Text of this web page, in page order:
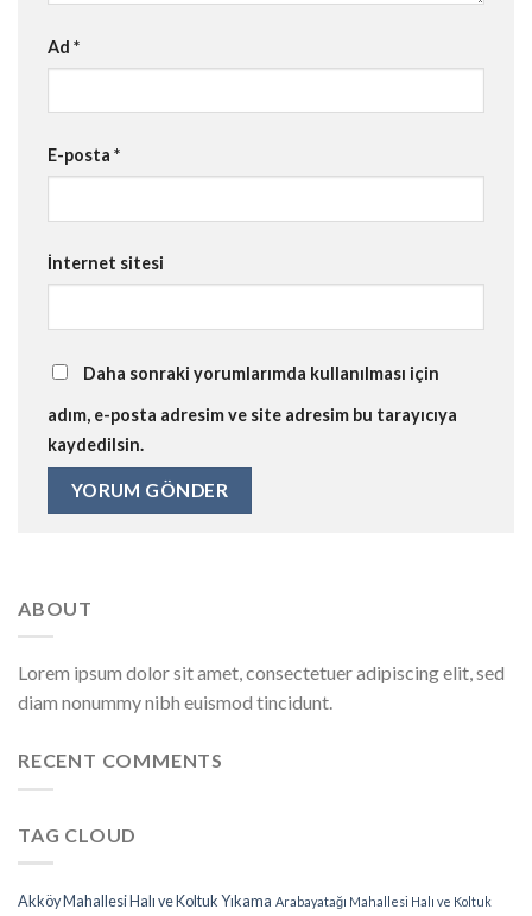
Ad *
E-posta *
İnternet sitesi
Daha sonraki yorumlarımda kullanılması için
adım, e-posta adresim ve site adresim bu tarayıcıya
kaydedilsin.
ABOUT
Lorem ipsum dolor sit amet, consectetuer adipiscing elit, sed
diam nonummy nibh euismod tincidunt.
RECENT COMMENTS
TAG CLOUD
Akköy Mahallesi Halı ve Koltuk Yıkama Arabayatağı Mahallesi Halı ve Koltuk